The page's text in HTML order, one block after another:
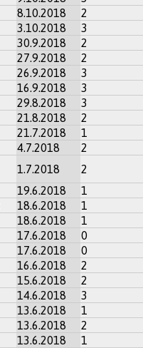
8.10.2018 2
3.10.2018 3
30.9.2018 2
27.9.2018 2
26.9.2018 3
16.9.2018 3
29.8.2018 3
21.8.2018 2
21.7.2018 1
4.7.2018 2
1.7.2018 2
19.6.2018 1
18.6.2018 1
18.6.2018 1
17.6.2018 0
17.6.2018 0
16.6.2018 2
15.6.2018 2
14.6.2018 3
13.6.2018 1
13.6.2018 2
13.6.2018 1